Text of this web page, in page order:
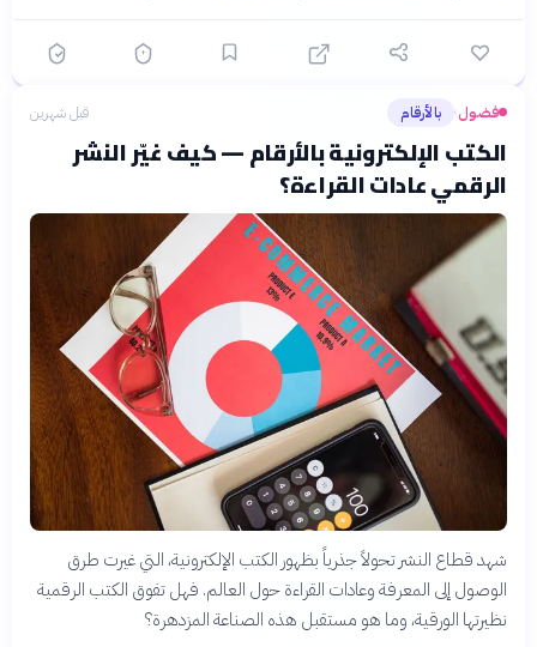
فضول› بالأرقام قبل شهرين
الكتب الإلكترونية بالأرقام — كيف غيّر النشر
الرقمي عادات القراءة؟
شهد قطاع النشر تحولاً جذرياً بظهور الكتب الإلكترونية، التي غيرت طرق
الوصول إلى المعرفة وعادات القراءة حول العالم. فهل تفوق الكتب الرقمية
نظيرتها الورقية، وما هو مستقبل هذه الصناعة المزدهرة؟